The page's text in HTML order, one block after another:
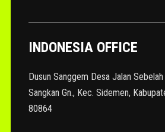
INDONESIA OFFICE
Dusun Sanggem Desa Jalan
Sangkan Gn., Kec. Sidemen,
80864